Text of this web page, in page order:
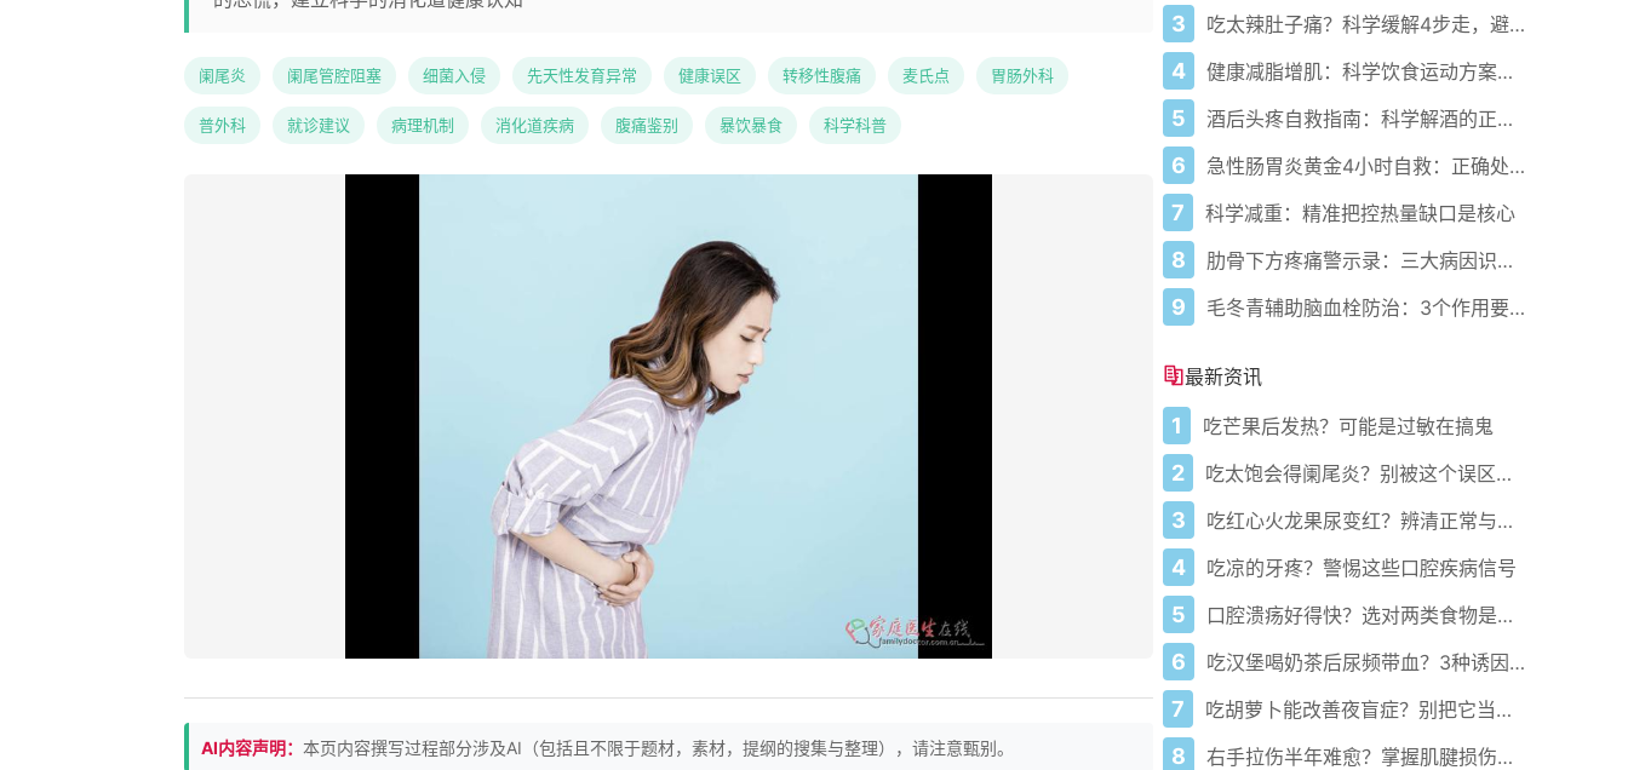
阑尾炎 阑尾管腔阻塞 细菌入侵 先天性发育异常 健康误区 转移性腹痛 麦氏点 胃肠外科
普外科 就诊建议 病理机制 消化道疾病 腹痛鉴别 暴饮暴食 科学科普
AI内容声明： 本页内容撰写过程部分涉及AI（包括且不限于题材，素材，提纲的搜集与整理），请注意甄别。
3 吃太辣肚子痛？科学缓解4步走，避免“辣出胃炎”
4 健康减脂增肌：科学饮食运动方案，助你高效达成目标
5 酒后头疼自救指南：科学解酒的正确打开方式
6 急性肠胃炎黄金4小时自救：正确处置与误区避坑关键
7 科学减重：精准把控热量缺口是核心
8 肋骨下方疼痛警示录：三大病因识别指南
9 毛冬青辅助脑血栓防治：3个作用要清楚，别乱用药
最新资讯
1 吃芒果后发热？可能是过敏在搞鬼
2 吃太饱会得阑尾炎？别被这个误区骗了
3 吃红心火龙果尿变红？辨清正常与异常
4 吃凉的牙疼？警惕这些口腔疾病信号
5 口腔溃疡好得快？选对两类食物是关键
6 吃汉堡喝奶茶后尿频带血？3种诱因及应对
7 吃胡萝卜能改善夜盲症？别把它当特效药
8 右手拉伤半年难愈？掌握肌腱损伤康复要点